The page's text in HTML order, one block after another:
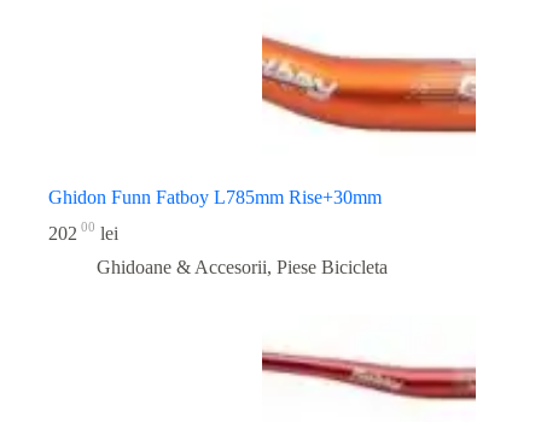
Ghidon Funn Fatboy L785mm Rise+30mm
202 00 lei
Ghidoane & Accesorii, Piese Bicicleta